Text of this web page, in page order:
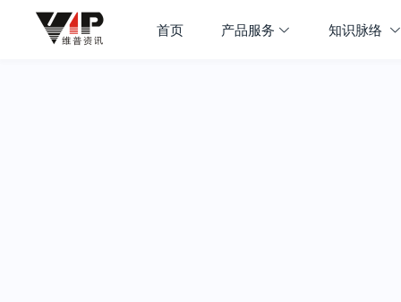
首页 产品服务 知识脉络